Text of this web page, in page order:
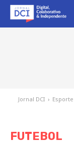
Jornal DCI › Esporte
FUTEBOL